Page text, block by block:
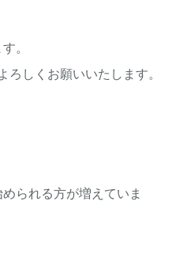
。
ろしくお願いいたします。
られる方が増えていま